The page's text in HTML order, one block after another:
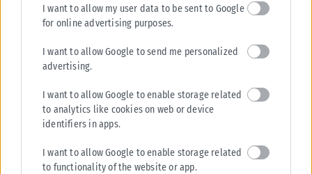
I want to allow my user data to be sent to Google
for online advertising purposes.
I want to allow Google to send me personalized
advertising.
I want to allow Google to enable storage related
to analytics like cookies on web or device
identifiers in apps.
I want to allow Google to enable storage related
to functionality of the website or app.